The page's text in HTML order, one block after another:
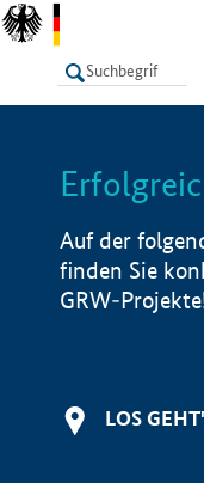
LISTE
Auf der
finden Sie
GRW-
LOS